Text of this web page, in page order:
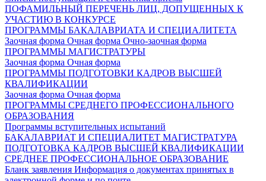
ПОФАМИЛЬНЫЙ ПЕРЕЧЕНЬ ЛИЦ, ДОПУЩЕННЫХ К
УЧАСТИЮ В КОНКУРСЕ
ПРОГРАММЫ БАКАЛАВРИАТА И СПЕЦИАЛИТЕТА
Заочная форма Очная форма Очно-заочная форма
ПРОГРАММЫ МАГИСТРАТУРЫ
Заочная форма Очная форма
ПРОГРАММЫ ПОДГОТОВКИ КАДРОВ ВЫСШЕЙ
КВАЛИФИКАЦИИ
Заочная форма Очная форма
ПРОГРАММЫ СРЕДНЕГО ПРОФЕССИОНАЛЬНОГО
ОБРАЗОВАНИЯ
Программы вступительных испытаний
БАКАЛАВРИАТ И СПЕЦИАЛИТЕТ МАГИСТРАТУРА
ПОДГОТОВКА КАДРОВ ВЫСШЕЙ КВАЛИФИКАЦИИ
СРЕДНЕЕ ПРОФЕССИОНАЛЬНОЕ ОБРАЗОВАНИЕ
Бланк заявления Информация о документах принятых в